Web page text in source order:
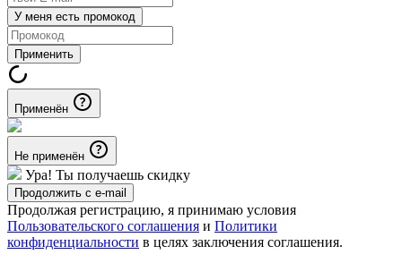
У меня есть промокод
Применить
Применён
Не применён
Ура! Ты получаешь скидку
Продолжить с e-mail
Продолжая регистрацию, я принимаю условия
Пользовательского соглашения и Политики
конфиденциальности в целях заключения соглашения.